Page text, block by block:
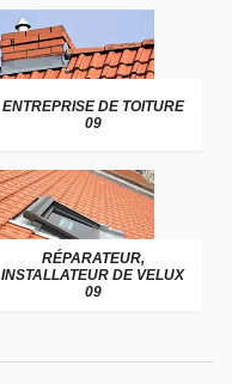
ENTREPRISE DE TOITURE
09
RÉPARATEUR,
INSTALLATEUR DE VELUX
09